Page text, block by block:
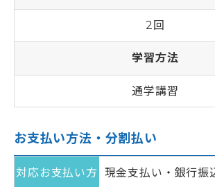
2回
学習方法
通学講習
お支払い方法・分割払い
対応お支払い方
現金支払い・銀行振